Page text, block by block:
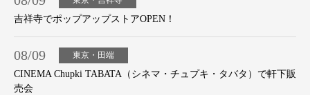
吉祥寺でポップアップストアOPEN！
08/09 東京・田端
CINEMA Chupki TABATA（シネマ・チュプキ・タバタ）で軒下販
売会